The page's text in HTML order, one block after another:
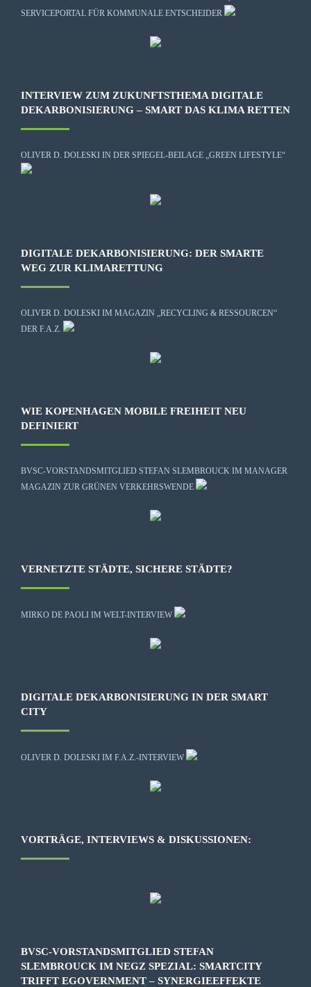
SERVICEPORTAL FÜR KOMMUNALE ENTSCHEIDER
INTERVIEW ZUM ZUKUNFTSTHEMA DIGITALE
DEKARBONISIERUNG – SMART DAS KLIMA RETTEN
OLIVER D. DOLESKI IN DER SPIEGEL-BEILAGE „GREEN LIFESTYLE“
DIGITALE DEKARBONISIERUNG: DER SMARTE
WEG ZUR KLIMARETTUNG
OLIVER D. DOLESKI IM MAGAZIN „RECYCLING & RESSOURCEN“
DER F.A.Z.
WIE KOPENHAGEN MOBILE FREIHEIT NEU
DEFINIERT
BVSC-VORSTANDSMITGLIED STEFAN SLEMBROUCK IM MANAGER
MAGAZIN ZUR GRÜNEN VERKEHRSWENDE
VERNETZTE STÄDTE, SICHERE STÄDTE?
MIRKO DE PAOLI IM WELT-INTERVIEW
DIGITALE DEKARBONISIERUNG IN DER SMART
CITY
OLIVER D. DOLESKI IM F.A.Z.-INTERVIEW
VORTRÄGE, INTERVIEWS & DISKUSSIONEN:
BVSC-VORSTANDSMITGLIED STEFAN
SLEMBROUCK IM NEGZ SPEZIAL: SMARTCITY
TRIFFT EGOVERNMENT – SYNERGIEEFFEKTE